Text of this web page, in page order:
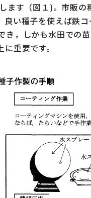
ます（図１)。市販
い種子を使えば鉄
，しかも水田での
重要です。